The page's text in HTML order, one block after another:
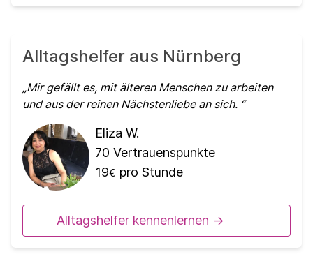
Alltagshelfer aus Nürnberg
Mir gefällt es, mit älteren Menschen zu arbeiten
und aus der reinen Nächstenliebe an sich.
Eliza W.
70 Vertrauenspunkte
19€ pro Stunde
Alltagshelfer kennenlernen ->